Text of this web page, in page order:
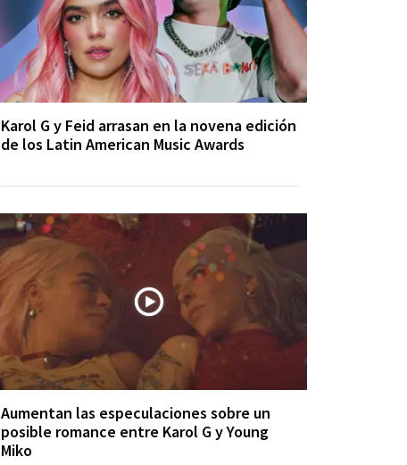
Karol G y Feid arrasan en la novena edición
de los Latin American Music Awards
Aumentan las especulaciones sobre un
posible romance entre Karol G y Young
Miko